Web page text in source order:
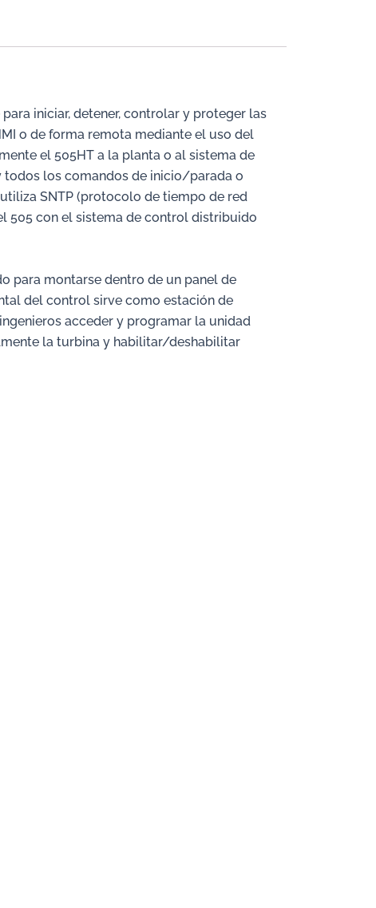
iniciar, detener, controlar y proteger las
o de forma remota mediante el uso del
el 505HT a la planta o al sistema de
todos los comandos de inicio/parada o
SNTP (protocolo de tiempo de red
505 con el sistema de control distribuido
para montarse dentro de un panel de
del control sirve como estación de
acceder y programar la unidad
la turbina y habilitar/deshabilitar